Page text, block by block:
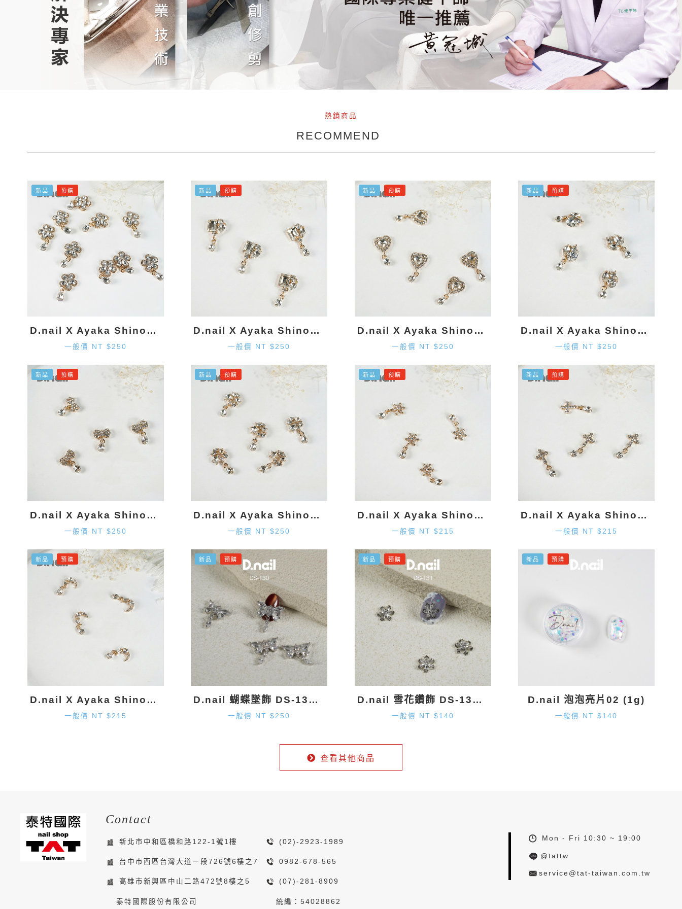
熱銷商品
RECOMMEND
新品 預購
D.nail X Ayaka Shinohara 花朵墜飾-金色 (2入)
一般價 NT $250
新品 預購
D.nail X Ayaka Shinohara 造型墜飾-金色 (2入)
一般價 NT $250
新品 預購
D.nail X Ayaka Shinohara 愛心墜飾-金色 (2入)
一般價 NT $250
新品 預購
D.nail X Ayaka Shinohara 造型墜飾-金色 (2入)
一般價 NT $250
新品 預購
D.nail X Ayaka Shinohara 領結墜飾-金色 (2入)
一般價 NT $250
新品 預購
D.nail X Ayaka Shinohara 星星墜飾-金色 (2入)
一般價 NT $250
新品 預購
D.nail X Ayaka Shinohara 雪花墜飾-金色 (2入)
一般價 NT $215
新品 預購
D.nail X Ayaka Shinohara 十字墜飾-金色 (2入)
一般價 NT $215
新品 預購
D.nail X Ayaka Shinohara 月亮墜飾-金色 (2入)
一般價 NT $215
新品 預購
D.nail 蝴蝶墜飾 DS-130 (20mm×1.9mm) 2入
一般價 NT $250
新品 預購
D.nail 雪花鑽飾 DS-131 (9.7mm×8.2mm) 2入
一般價 NT $140
新品 預購
D.nail 泡泡亮片02 (1g)
一般價 NT $140
查看其他商品
Contact
新北市中和區橋和路122-1號1樓 (02)-2923-1989
台中市西區台灣大道ㄧ段726號6樓之7 0982-678-565
高雄市新興區中山二路472號8樓之5 (07)-281-8909
泰特國際股份有限公司 統編：54028862
Mon - Fri 10:30 ~ 19:00
@tattw
service@tat-taiwan.com.tw